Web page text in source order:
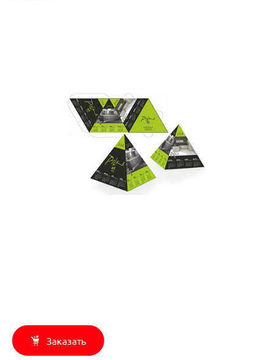
Заказать